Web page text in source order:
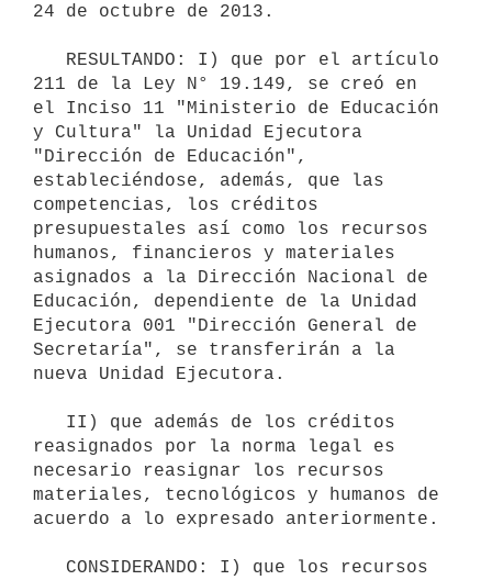
24 de octubre de 2013.
211 de la Ley N° 19.149, se creó en
el Inciso 11 "Ministerio de Educación
y Cultura" la Unidad Ejecutora
"Dirección de Educación",
estableciéndose, además, que las
competencias, los créditos
presupuestales así como los recursos
humanos, financieros y materiales
asignados a la Dirección Nacional de
Educación, dependiente de la Unidad
Ejecutora 001 "Dirección General de
Secretaría", se transferirán a la
nueva Unidad Ejecutora.
reasignados por la norma legal es
necesario reasignar los recursos
materiales, tecnológicos y humanos de
acuerdo a lo expresado anteriormente.